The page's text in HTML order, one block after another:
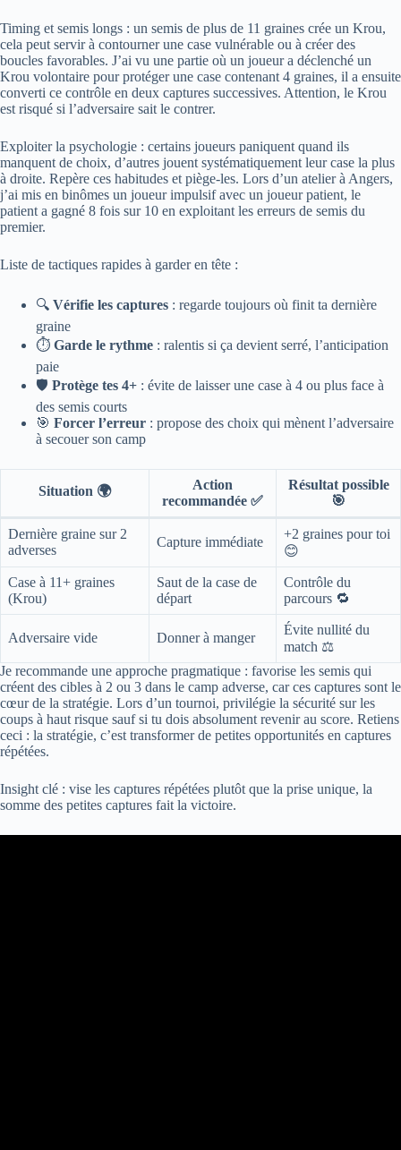
Timing et semis longs : un semis de plus de 11 graines crée un Krou,
cela peut servir à contourner une case vulnérable ou à créer des
boucles favorables. J’ai vu une partie où un joueur a déclenché un
Krou volontaire pour protéger une case contenant 4 graines, il a ensuite
converti ce contrôle en deux captures successives. Attention, le Krou
est risqué si l’adversaire sait le contrer.
Exploiter la psychologie : certains joueurs paniquent quand ils
manquent de choix, d’autres jouent systématiquement leur case la plus
à droite. Repère ces habitudes et piège-les. Lors d’un atelier à Angers,
j’ai mis en binômes un joueur impulsif avec un joueur patient, le
patient a gagné 8 fois sur 10 en exploitant les erreurs de semis du
premier.
Liste de tactiques rapides à garder en tête :
🔍 Vérifie les captures : regarde toujours où finit ta dernière
graine
⏱️ Garde le rythme : ralentis si ça devient serré, l’anticipation
paie
🛡️ Protège tes 4+ : évite de laisser une case à 4 ou plus face à
des semis courts
🎯 Forcer l’erreur : propose des choix qui mènent l’adversaire
à secouer son camp
Situation 🌍
Action
recommandée ✅
Résultat possible
🎯
Dernière graine sur 2
adverses
Capture immédiate
+2 graines pour toi
😊
Case à 11+ graines
(Krou)
Saut de la case de
départ
Contrôle du
parcours 🔁
Adversaire vide Donner à manger
Évite nullité du
match ⚖️
Je recommande une approche pragmatique : favorise les semis qui
créent des cibles à 2 ou 3 dans le camp adverse, car ces captures sont le
cœur de la stratégie. Lors d’un tournoi, privilégie la sécurité sur les
coups à haut risque sauf si tu dois absolument revenir au score. Retiens
ceci : la stratégie, c’est transformer de petites opportunités en captures
répétées.
Insight clé : vise les captures répétées plutôt que la prise unique, la
somme des petites captures fait la victoire.